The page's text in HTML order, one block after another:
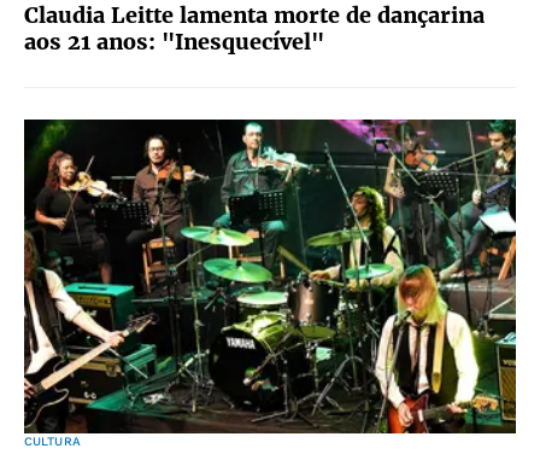
Claudia Leitte lamenta morte de dançarina
aos 21 anos: "Inesquecível"
CULTURA